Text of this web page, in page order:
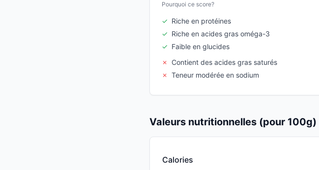
Pourquoi ce score?
✓ Riche en protéines
✓ Riche en acides gras oméga-3
✓ Faible en glucides
✗
Contient des acides gras saturés
✗ Teneur modérée en sodium
Valeurs nutritionnelles (pour 100g)
Calories